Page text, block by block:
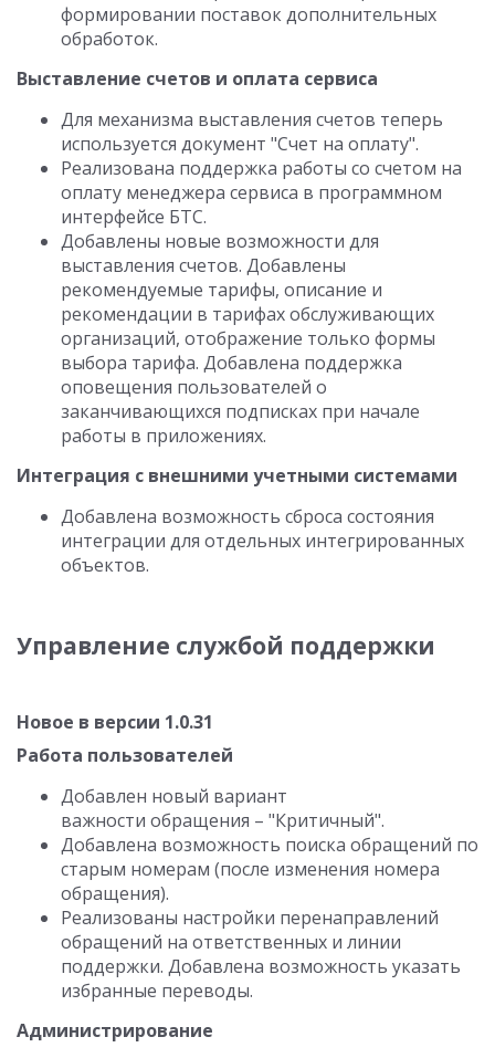
формировании поставок дополнительных
обработок.
Выставление счетов и оплата сервиса
Для механизма выставления счетов теперь
используется документ "Счет на оплату".
Реализована поддержка работы со счетом на
оплату менеджера сервиса в программном
интерфейсе БТС.
Добавлены новые возможности для
выставления счетов. Добавлены
рекомендуемые тарифы, описание и
рекомендации в тарифах обслуживающих
организаций, отображение только формы
выбора тарифа. Добавлена поддержка
оповещения пользователей о
заканчивающихся подписках при начале
работы в приложениях.
Интеграция с внешними учетными системами
Добавлена возможность сброса состояния
интеграции для отдельных интегрированных
объектов.
Управление службой поддержки
Новое в версии 1.0.31
Работа пользователей
Добавлен новый вариант
важности обращения – "Критичный".
Добавлена возможность поиска обращений по
старым номерам (после изменения номера
обращения).
Реализованы настройки перенаправлений
обращений на ответственных и линии
поддержки. Добавлена возможность указать
избранные переводы.
Администрирование